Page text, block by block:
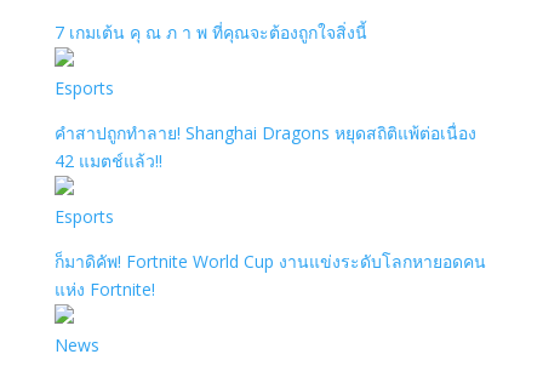
7 เกมเต้น คุ ณ ภ า พ ที่คุณจะต้องถูกใจสิ่งนี้
Esports
คำสาปถูกทำลาย! Shanghai Dragons หยุดสถิติแพ้ต่อเนื่อง
42 แมตช์แล้ว!!
Esports
ก็มาดิคัพ! Fortnite World Cup งานแข่งระดับโลกหายอดคน
แห่ง Fortnite!
News